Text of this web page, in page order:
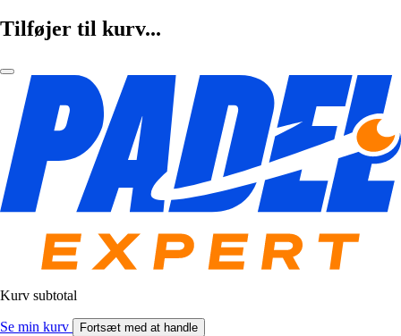
Tilføjer til kurv...
Kurv subtotal
Se min kurv Fortsæt med at handle